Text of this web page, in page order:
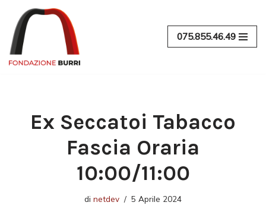
Vai
al
contenuto
075.855.46.49
Ex Seccatoi Tabacco
Fascia Oraria
10:00/11:00
di netdev 5 Aprile 2024